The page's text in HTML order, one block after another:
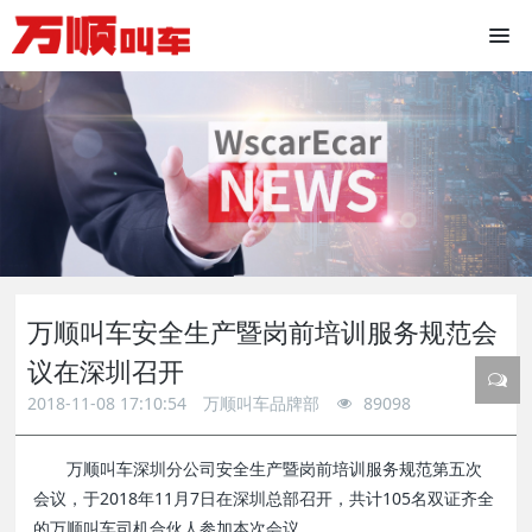
万顺叫车安全生产暨岗前培训服务规范会
议在深圳召开
2018-11-08 17:10:54 万顺叫车品牌部 89098
万顺叫车深圳分公司安全生产暨岗前培训服务规范第五次
会议，于2018年11月7日在深圳总部召开，共计105名双证齐全